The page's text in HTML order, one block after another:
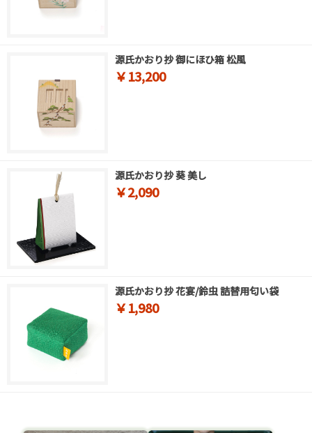
源氏かおり抄 御にほひ箱 松風
￥13,200
源氏かおり抄 葵 美し
￥2,090
源氏かおり抄 花宴/鈴虫 詰替用匂い袋
￥1,980